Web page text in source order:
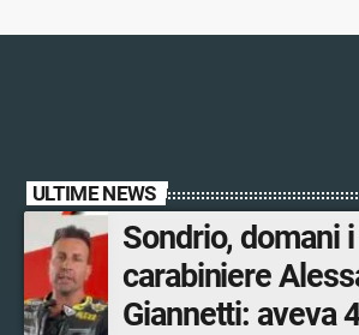
ULTIME NEWS
Sondrio, domani
carabiniere
Giannetti: aveva